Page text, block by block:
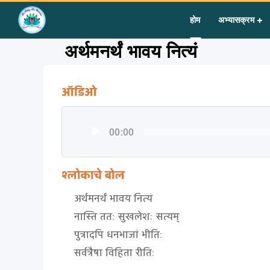
होम अभ्यासक्रम
Bhaja Govindam (9-16)
अर्थमनर्थं भावय नित्यं
ऑडिओ
00:00
श्लोकाचे बोल
अर्थमनर्थं भावय नित्यं
नास्ति ततः सुखलेशः सत्यम्
पुत्रादपि धनभाजां भीतिः
सर्वत्रैषा विहिता रीतिः